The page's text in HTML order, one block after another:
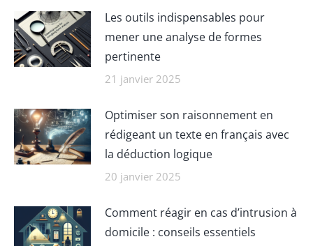
Les outils indispensables pour
mener une analyse de formes
pertinente
21 janvier 2025
Optimiser son raisonnement en
rédigeant un texte en français avec
la déduction logique
20 janvier 2025
Comment réagir en cas d’intrusion à
domicile : conseils essentiels